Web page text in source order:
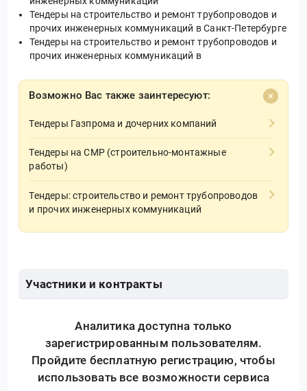
Тендеры на строительство и ремонт трубопроводов и
прочих инженерных коммуникаций в Санкт-Петербурге
Тендеры на строительство и ремонт трубопроводов и
прочих инженерных коммуникаций в
Возможно Вас также заинтересуют:
Тендеры Газпрома и дочерних компаний
Тендеры на СМР (строительно-монтажные
работы)
Тендеры: строительство и ремонт трубопроводов
и прочих инженерных коммуникаций
Участники и контракты
Аналитика доступна только
зарегистрированным пользователям.
Пройдите бесплатную регистрацию, чтобы
использовать все возможности сервиса